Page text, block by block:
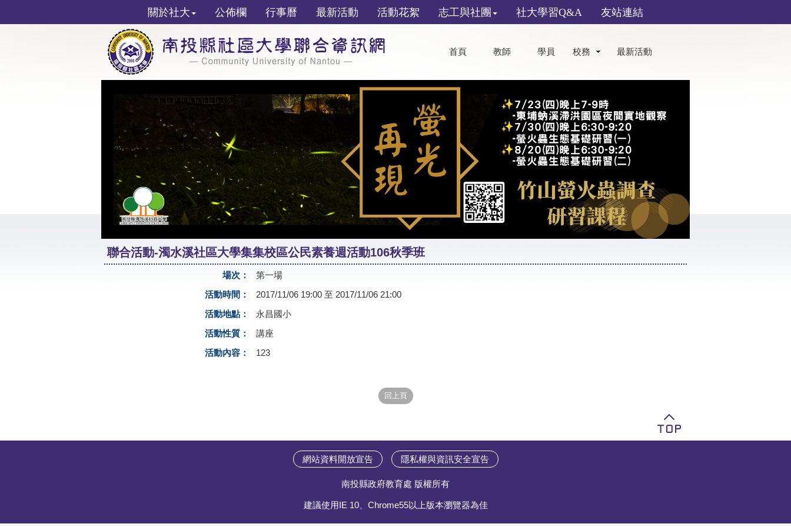
關於社大 公佈欄 行事曆 最新活動 活動花絮 志工與社團 社大學習Q&A 友站連結
首頁 教師 學員 校務 最新活動
聯合活動-濁水溪社區大學集集校區公民素養週活動106秋季班
場次：
第一場
活動時間：
2017/11/06 19:00 至 2017/11/06 21:00
活動地點：
永昌國小
活動性質：
講座
活動內容：
123
網站資料開放宣告 隱私權與資訊安全宣告
南投縣政府教育處 版權所有
建議使用IE 10、Chrome55以上版本瀏覽器為佳